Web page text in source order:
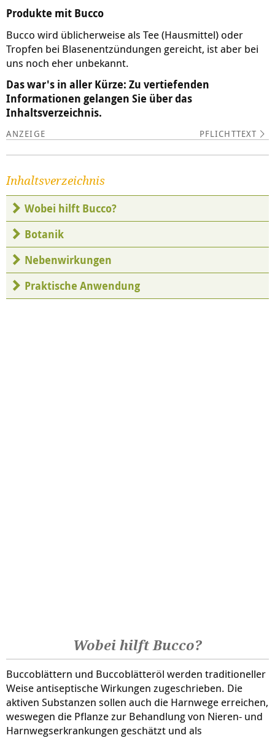
Produkte mit Bucco
Bucco wird üblicherweise als Tee (Hausmittel) oder
Tropfen bei Blasenentzündungen gereicht, ist aber bei
uns noch eher unbekannt.
Das war's in aller Kürze: Zu vertiefenden
Informationen gelangen Sie über das
Inhaltsverzeichnis.
PFLICHTTEXT
Inhaltsverzeichnis
Wobei hilft Bucco?
Botanik
Nebenwirkungen
Praktische Anwendung
Wobei hilft Bucco?
Buccoblättern und Buccoblätteröl werden traditioneller
Weise antiseptische Wirkungen zugeschrieben. Die
aktiven Substanzen sollen auch die Harnwege erreichen,
weswegen die Pflanze zur Behandlung von Nieren- und
Harnwegserkrankungen geschätzt und als